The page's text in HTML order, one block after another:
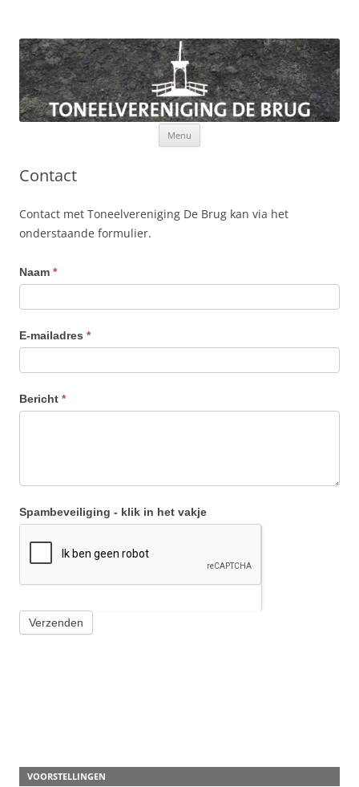
Menu
Contact
Contact met Toneelvereniging De Brug kan via het
onderstaande formulier.
Naam *
E-mailadres *
Bericht *
Spambeveiliging - klik in het vakje
Verzenden
VOORSTELLINGEN